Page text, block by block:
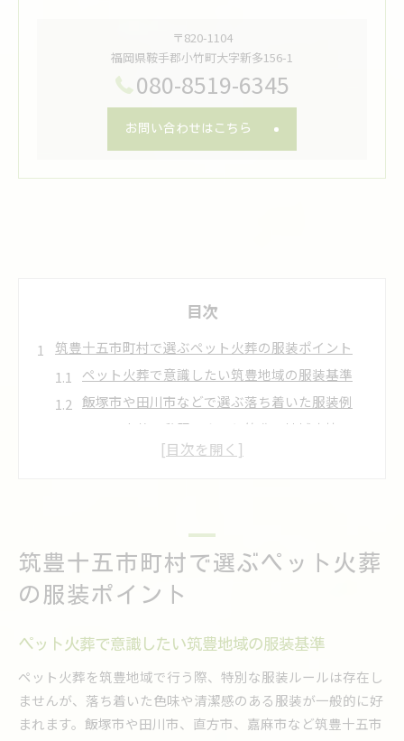
〒820-1104
福岡県鞍手郡小竹町大字新多156-1
080-8519-6345
お問い合わせはこちら
目次
筑豊十五市町村で選ぶペット火葬の服装ポイント
ペット火葬で意識したい筑豊地域の服装基準
飯塚市や田川市などで選ぶ落ち着いた服装例
ペット火葬の私服マナーと筑豊の地域事情
直方や嘉麻で見送る際の服装の選び方
家族だけのペット火葬時に私服は大丈夫？
身内だけならペット火葬の服装はどこまで自
由？
ペット火葬に参列する家族向け服装ポイント
親しい家族だからこそ気をつけたい服装の礼儀
落ち着いた色の私服で安心のお見送りを実現
ペット火葬で安心感を与える服装の色選び
筑豊十五市町村で選ぶペット火葬
の服装ポイント
ペット火葬で意識したい筑豊地域の服装基準
ペット火葬を筑豊地域で行う際、特別な服装ルールは存在し
ませんが、落ち着いた色味や清潔感のある服装が一般的に好
まれます。飯塚市や田川市、直方市、嘉麻市など筑豊十五市